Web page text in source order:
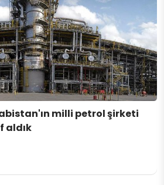
milli petrol şirketi
aldık